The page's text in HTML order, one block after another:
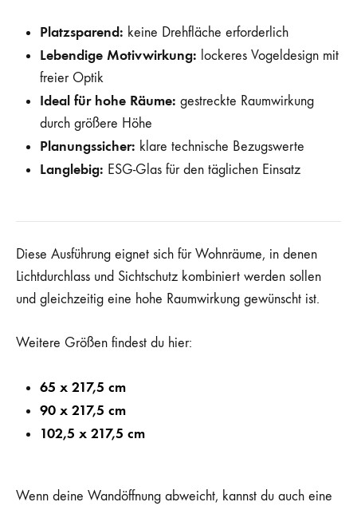
Platzsparend: keine Drehfläche erforderlich
Lebendige Motivwirkung: lockeres Vogeldesign mit
freier Optik
Ideal für hohe Räume: gestreckte Raumwirkung
durch größere Höhe
Planungssicher: klare technische Bezugswerte
Langlebig: ESG-Glas für den täglichen Einsatz
Diese Ausführung eignet sich für Wohnräume, in denen
Lichtdurchlass und Sichtschutz kombiniert werden sollen
und gleichzeitig eine hohe Raumwirkung gewünscht ist.
Weitere Größen findest du hier:
65 x 217,5 cm
90 x 217,5 cm
102,5 x 217,5 cm
Wenn deine Wandöffnung abweicht, kannst du auch eine